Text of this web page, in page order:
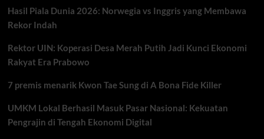
Hasil Piala Dunia 2026: Norwegia vs Inggris yang Membawa
Rekor Indah
Rektor UIN: Koperasi Desa Merah Putih Jadi Kunci Ekonomi
Rakyat Era Prabowo
7 premis menarik Kwon Tae Sung di A Bona Fide Killer
UMKM Lokal Berhasil Masuk Pasar Nasional: Kekuatan
Pengrajin di Tengah Ekonomi Digital